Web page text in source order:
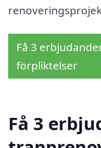
Få 3
förpliktelser
Få 3